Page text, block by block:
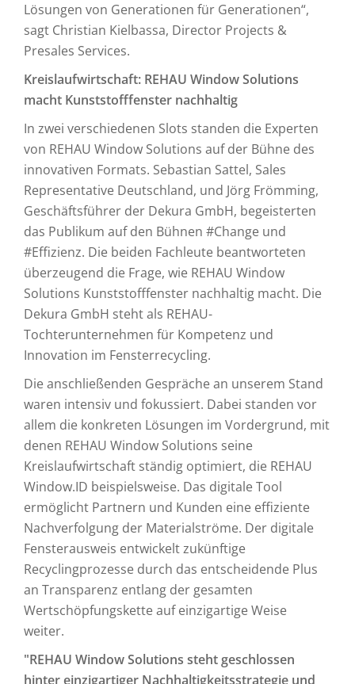
Lösungen von Generationen für Generationen“,
sagt Christian Kielbassa, Director Projects &
Presales Services.
Kreislaufwirtschaft: REHAU Window Solutions
macht Kunststofffenster nachhaltig
In zwei verschiedenen Slots standen die Experten
von REHAU Window Solutions auf der Bühne des
innovativen Formats. Sebastian Sattel, Sales
Representative Deutschland, und Jörg Frömming,
Geschäftsführer der Dekura GmbH, begeisterten
das Publikum auf den Bühnen #Change und
#Effizienz. Die beiden Fachleute beantworteten
überzeugend die Frage, wie REHAU Window
Solutions Kunststofffenster nachhaltig macht. Die
Dekura GmbH steht als REHAU-
Tochterunternehmen für Kompetenz und
Innovation im Fensterrecycling.
Die anschließenden Gespräche an unserem Stand
waren intensiv und fokussiert. Dabei standen vor
allem die konkreten Lösungen im Vordergrund, mit
denen REHAU Window Solutions seine
Kreislaufwirtschaft ständig optimiert, die REHAU
Window.ID beispielsweise. Das digitale Tool
ermöglicht Partnern und Kunden eine effiziente
Nachverfolgung der Materialströme. Der digitale
Fensterausweis entwickelt zukünftige
Recyclingprozesse durch das entscheidende Plus
an Transparenz entlang der gesamten
Wertschöpfungskette auf einzigartige Weise
weiter.
"REHAU Window Solutions steht geschlossen
hinter einzigartiger Nachhaltigkeitsstrategie und